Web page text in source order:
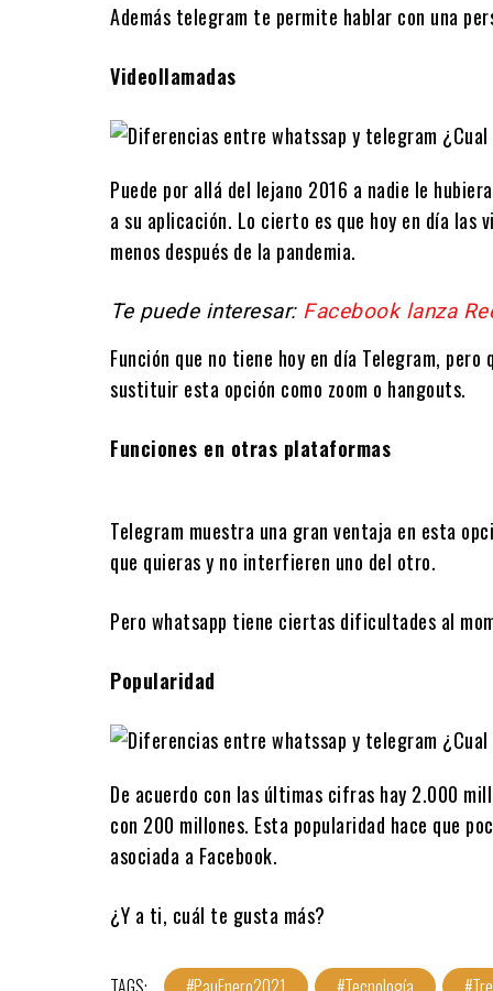
Además telegram te permite hablar con una
Videollamadas
Puede por allá del lejano 2016 a nadie le
a su aplicación. Lo cierto es que hoy en día las
menos después de la pandemia.
Te puede interesar: Facebook lanza
Función que no tiene hoy en día Telegram,
sustituir esta opción como zoom o hangouts.
Funciones en otras plataformas
Telegram muestra una gran ventaja en esta
que quieras y no interfieren uno del otro.
Pero whatsapp tiene ciertas dificultades al
Popularidad
De acuerdo con las últimas cifras hay 2.000
con 200 millones. Esta popularidad hace que
asociada a Facebook.
¿Y a ti, cuál te gusta más?